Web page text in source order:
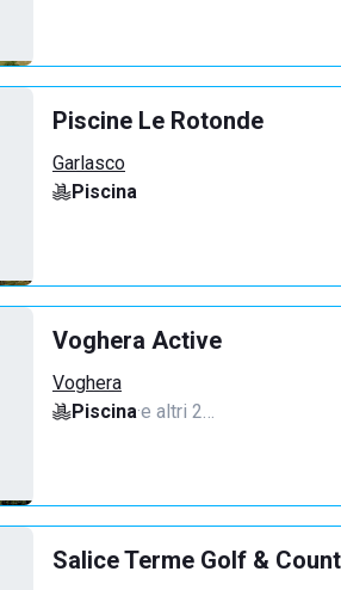
Piscine Le Rotonde
Garlasco
Piscina
Voghera Active
Voghera
Piscina·e altri 2…
Salice Terme Golf &